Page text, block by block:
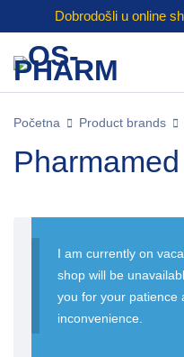
Dobrodošli u online
Početna Product brands
Pharmamed
I am currently on
shop will be
you for your patience
inconvenience.